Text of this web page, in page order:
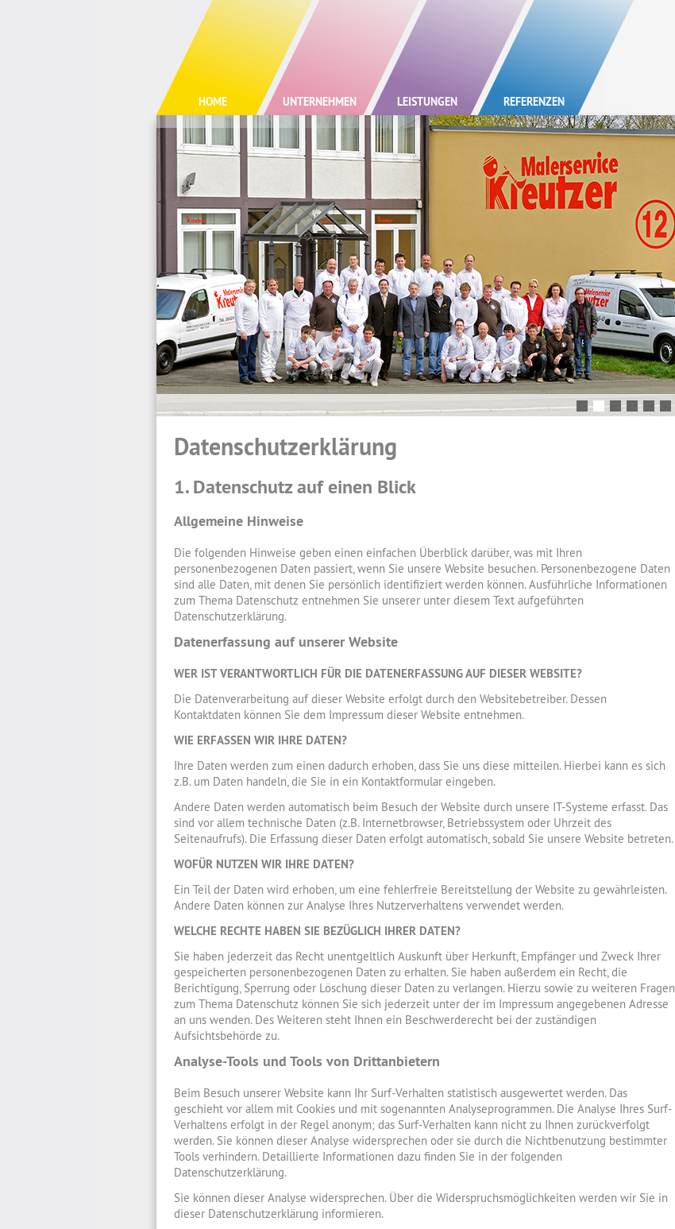
HOME UNTERNEHMEN LEISTUNGEN REFERENZEN
Datenschutzerklärung
1. Datenschutz auf einen Blick
Allgemeine Hinweise
Die folgenden Hinweise geben einen einfachen Überblick darüber, was mit Ihren
personenbezogenen Daten passiert, wenn Sie unsere Website besuchen. Personenbezogene Daten
sind alle Daten, mit denen Sie persönlich identifiziert werden können. Ausführliche Informationen
zum Thema Datenschutz entnehmen Sie unserer unter diesem Text aufgeführten
Datenschutzerklärung.
Datenerfassung auf unserer Website
WER IST VERANTWORTLICH FÜR DIE DATENERFASSUNG AUF DIESER WEBSITE?
Die Datenverarbeitung auf dieser Website erfolgt durch den Websitebetreiber. Dessen
Kontaktdaten können Sie dem Impressum dieser Website entnehmen.
WIE ERFASSEN WIR IHRE DATEN?
Ihre Daten werden zum einen dadurch erhoben, dass Sie uns diese mitteilen. Hierbei kann es sich
z.B. um Daten handeln, die Sie in ein Kontaktformular eingeben.
Andere Daten werden automatisch beim Besuch der Website durch unsere IT-Systeme erfasst. Das
sind vor allem technische Daten (z.B. Internetbrowser, Betriebssystem oder Uhrzeit des
Seitenaufrufs). Die Erfassung dieser Daten erfolgt automatisch, sobald Sie unsere Website betreten.
WOFÜR NUTZEN WIR IHRE DATEN?
Ein Teil der Daten wird erhoben, um eine fehlerfreie Bereitstellung der Website zu gewährleisten.
Andere Daten können zur Analyse Ihres Nutzerverhaltens verwendet werden.
WELCHE RECHTE HABEN SIE BEZÜGLICH IHRER DATEN?
Sie haben jederzeit das Recht unentgeltlich Auskunft über Herkunft, Empfänger und Zweck Ihrer
gespeicherten personenbezogenen Daten zu erhalten. Sie haben außerdem ein Recht, die
Berichtigung, Sperrung oder Löschung dieser Daten zu verlangen. Hierzu sowie zu weiteren Fragen
zum Thema Datenschutz können Sie sich jederzeit unter der im Impressum angegebenen Adresse
an uns wenden. Des Weiteren steht Ihnen ein Beschwerderecht bei der zuständigen
Aufsichtsbehörde zu.
Analyse-Tools und Tools von Drittanbietern
Beim Besuch unserer Website kann Ihr Surf-Verhalten statistisch ausgewertet werden. Das
geschieht vor allem mit Cookies und mit sogenannten Analyseprogrammen. Die Analyse Ihres Surf-
Verhaltens erfolgt in der Regel anonym; das Surf-Verhalten kann nicht zu Ihnen zurückverfolgt
werden. Sie können dieser Analyse widersprechen oder sie durch die Nichtbenutzung bestimmter
Tools verhindern. Detaillierte Informationen dazu finden Sie in der folgenden
Datenschutzerklärung.
Sie können dieser Analyse widersprechen. Über die Widerspruchsmöglichkeiten werden wir Sie in
dieser Datenschutzerklärung informieren.